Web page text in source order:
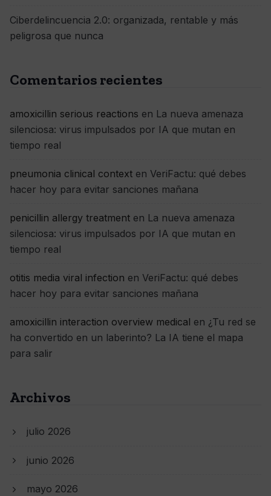
Ciberdelincuencia 2.0: organizada, rentable y más
peligrosa que nunca
Comentarios recientes
amoxicillin serious reactions en La nueva amenaza
silenciosa: virus impulsados por IA que mutan en
tiempo real
pneumonia clinical context en VeriFactu: qué debes
hacer hoy para evitar sanciones mañana
penicillin allergy treatment en La nueva amenaza
silenciosa: virus impulsados por IA que mutan en
tiempo real
otitis media viral infection en VeriFactu: qué debes
hacer hoy para evitar sanciones mañana
amoxicillin interaction overview medical en ¿Tu red se
ha convertido en un laberinto? La IA tiene el mapa
para salir
Archivos
julio 2026
junio 2026
mayo 2026